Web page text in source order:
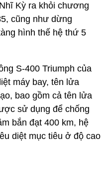
Kỳ ra khỏi chương
cũng như dừng
hình thế hệ thứ 5
S-400 Triumph của
máy bay, tên lửa
bao gồm cả tên lửa
sử dụng để chống
bắn đạt 400 km, hệ
diệt mục tiêu ở độ cao